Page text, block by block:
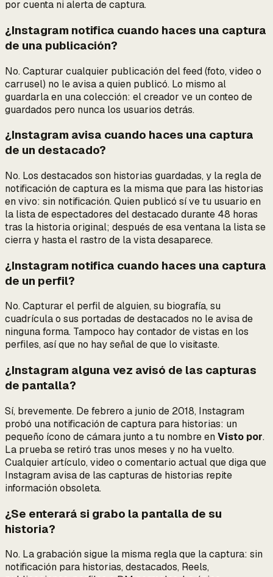
por cuenta ni alerta de captura.
¿Instagram notifica cuando haces una captura
de una publicación?
No. Capturar cualquier publicación del feed (foto, video o
carrusel) no le avisa a quien publicó. Lo mismo al
guardarla en una colección: el creador ve unconteo de
guardados pero nunca los usuarios detrás.
¿Instagram avisa cuando haces una captura
de un destacado?
No. Los destacados son historias guardadas, y la regla de
notificación de captura es la misma que para las historias
en vivo: sin notificación. Quien publicó sí ve tu usuario en
la lista de espectadores del destacado durante 48 horas
tras la historia original; después de esa ventana la lista se
cierra y hasta el rastro de la vista desaparece.
¿Instagram notifica cuando haces una captura
de un perfil?
No. Capturar el perfil de alguien, su biografía, su
cuadrícula o sus portadas de destacados no le avisa de
ninguna forma. Tampoco hay contador de vistas en los
perfiles, así que no hay señal de que lo visitaste.
¿Instagram alguna vez avisó de las capturas
de pantalla?
Sí, brevemente. De febrero a junio de 2018, Instagram
probó una notificación de captura para historias: un
pequeño ícono de cámara junto a tu nombre enVisto por.
La prueba se retiró tras unos meses y no ha vuelto.
Cualquier artículo, video o comentario actual que diga que
Instagram avisa de las capturas de historias repite
información obsoleta.
¿Se enterará si grabo la pantalla de su
historia?
No. La grabación sigue la misma regla que la captura: sin
notificación para historias, destacados, Reels,